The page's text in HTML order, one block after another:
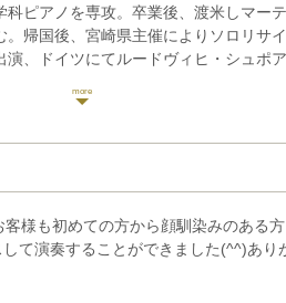
ピアノを専攻。卒業後、渡米しマー
。帰国後、宮崎県主催によりソロリサ
、ドイツにてルードヴィヒ・シュポ
氏とDuoを結成。日本また韓国でも演奏
加。
様も初めての方から顔馴染みのある
て演奏することができました(^^)あり